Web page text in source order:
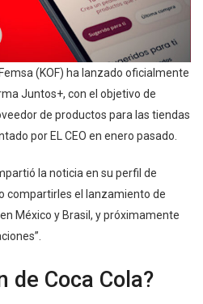
(KOF) ha lanzado oficialmente
Juntos+, con el objetivo de
de productos para las tiendas
por EL CEO en enero pasado.
la noticia en su perfil de
compartirles el lanzamiento de
México y Brasil, y próximamente
de Coca Cola?